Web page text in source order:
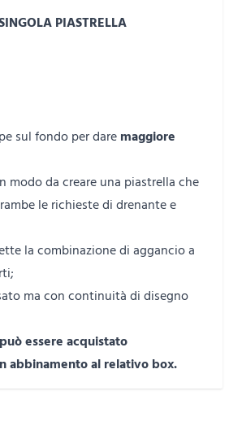
PIASTRELLA
sul fondo per daremaggiore
modo da creare una piastrella che
le richieste di drenante e
la combinazione di aggancio a
ma con continuità di disegno
essere acquistato
abbinamento al relativo box.